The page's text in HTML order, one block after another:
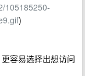
105185250-
)
容易选择出想访问